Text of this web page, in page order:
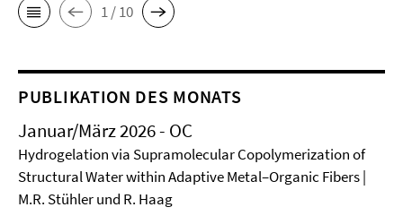
1 / 10
PUBLIKATION DES MONATS
Januar/März 2026 - OC
Hydrogelation via Supramolecular Copolymerization of
Structural Water within Adaptive Metal–Organic Fibers |
M.R. Stühler und R. Haag